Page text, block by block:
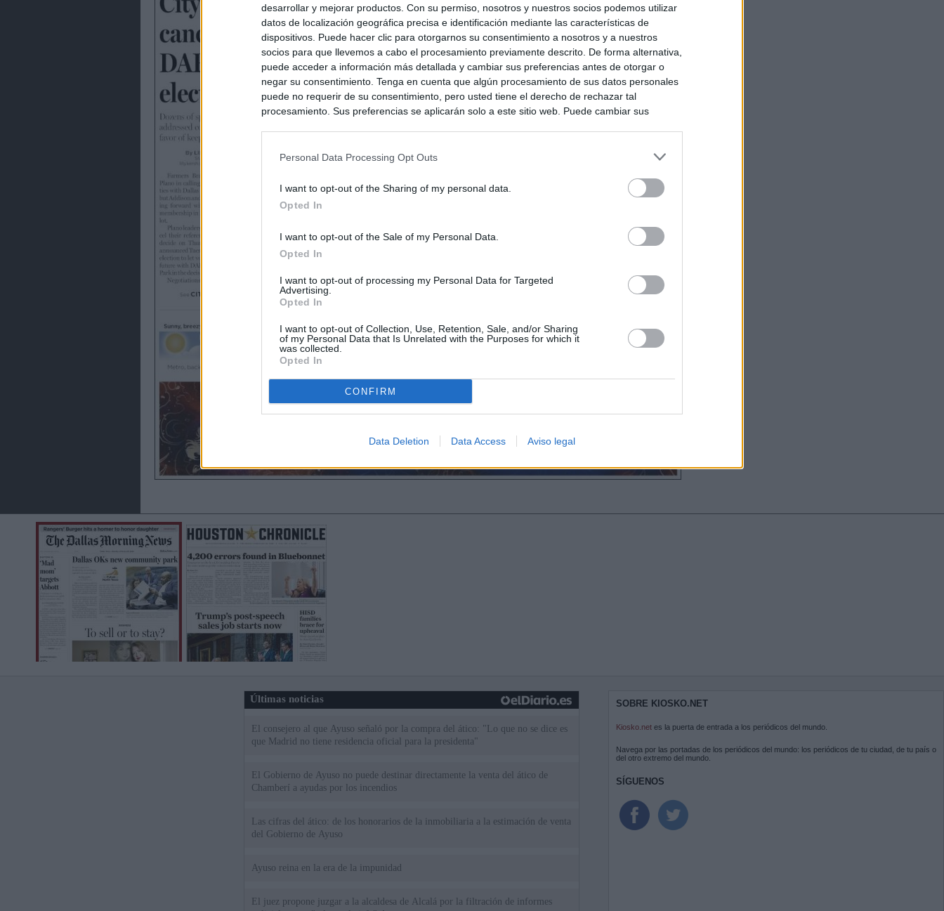
desarrollar y mejorar productos. Con su permiso, nosotros y nuestros socios podemos utilizar
datos de localización geográfica precisa e identificación mediante las características de
dispositivos. Puede hacer clic para otorgarnos su consentimiento a nosotros y a nuestros
socios para que llevemos a cabo el procesamiento previamente descrito. De forma alternativa,
puede acceder a información más detallada y cambiar sus preferencias antes de otorgar o
negar su consentimiento. Tenga en cuenta que algún procesamiento de sus datos personales
puede no requerir de su consentimiento, pero usted tiene el derecho de rechazar tal
procesamiento. Sus preferencias se aplicarán solo a este sitio web. Puede cambiar sus
Personal Data Processing Opt Outs
I want to opt-out of the Sharing of my personal data.
Opted In
I want to opt-out of the Sale of my Personal Data.
Opted In
I want to opt-out of processing my Personal Data for Targeted
Advertising.
Opted In
I want to opt-out of Collection, Use, Retention, Sale, and/or Sharing
of my Personal Data that Is Unrelated with the Purposes for which it
was collected.
Opted In
CONFIRM
Data Deletion Data Access Aviso legal
Últimas noticias
El consejero al que Ayuso señaló por la compra del ático: "Lo que no se dice es
que Madrid no tiene residencia oficial para la presidenta"
El Gobierno de Ayuso no puede destinar directamente la venta del ático de
Chamberí a ayudas por los incendios
Las cifras del ático: de los honorarios de la inmobiliaria a la estimación de venta
del Gobierno de Ayuso
Ayuso reina en la era de la impunidad
El juez propone juzgar a la alcaldesa de Alcalá por la filtración de informes
SOBRE KIOSKO.NET
Kiosko.net es la puerta de entrada a los periódicos del mundo.
Navega por las portadas de los periódicos del mundo: los periódicos de tu ciudad, de tu país o
del otro extremo del mundo.
SÍGUENOS